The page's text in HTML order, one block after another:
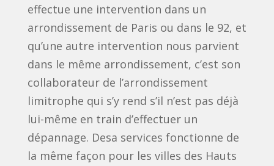
effectue une intervention dans un
arrondissement de Paris ou dans le 92, et
qu’une autre intervention nous parvient
dans le même arrondissement, c’est son
collaborateur de l’arrondissement
limitrophe qui s’y rend s’il n’est pas déjà
lui-même en train d’effectuer un
dépannage. Desa services fonctionne de
la même façon pour les villes des Hauts